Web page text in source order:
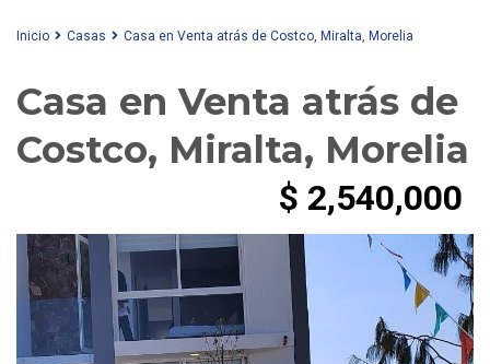
Inicio Casas Casa en Venta atrás de Costco, Miralta, Morelia
Casa en Venta atrás de
Costco, Miralta, Morelia
$ 2,540,000